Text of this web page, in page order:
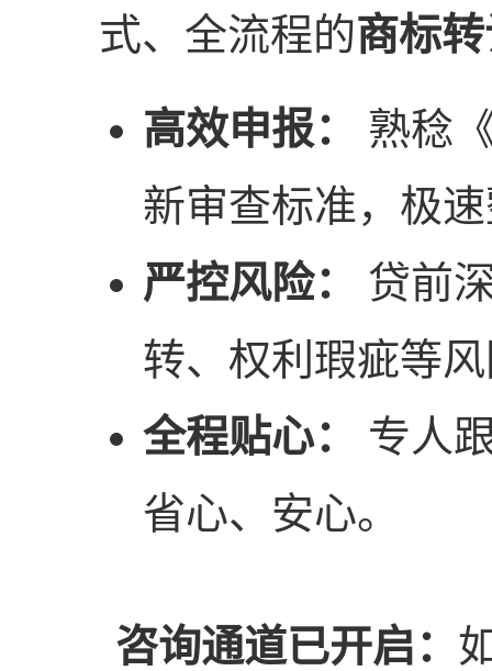
式、全流程的商标
高效申报：
熟稔
新审查标准，极
严控风险：
贷前
转、权利瑕疵等
全程贴心：
专人
省心、安心。
咨询通道已开启：